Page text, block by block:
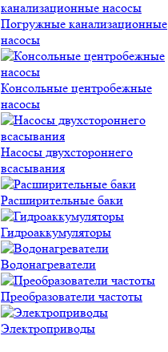
Погружные канализационные
насосы
Консольные центробежные
насосы
Насосы двухстороннего
всасывания
Расширительные баки
Гидроаккумуляторы
Водонагреватели
Преобразователи частоты
Электроприводы